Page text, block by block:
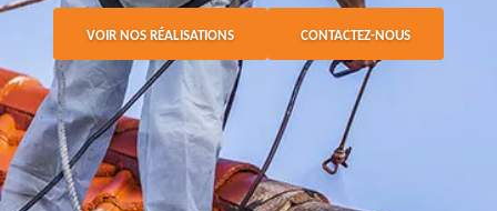
VOIR NOS RÉALISATIONS CONTACTEZ-NOUS